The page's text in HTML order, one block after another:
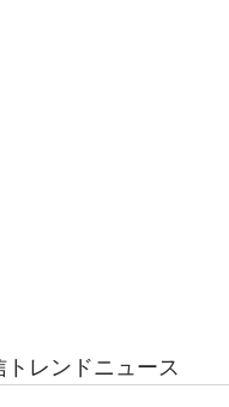
トレンドニュース